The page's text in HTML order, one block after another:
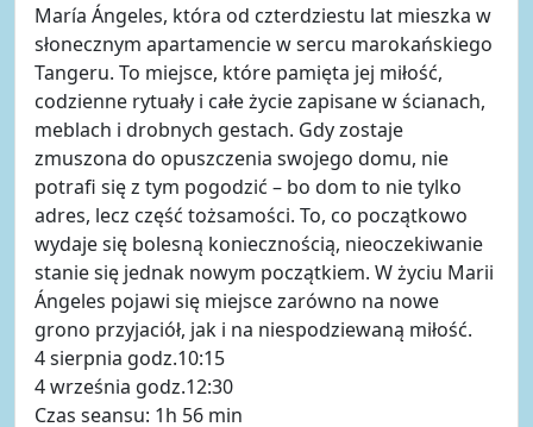
María Ángeles, która od czterdziestu lat mieszka w
słonecznym apartamencie w sercu marokańskiego
Tangeru. To miejsce, które pamięta jej miłość,
codzienne rytuały i całe życie zapisane w ścianach,
meblach i drobnych gestach. Gdy zostaje
zmuszona do opuszczenia swojego domu, nie
potrafi się z tym pogodzić – bo dom to nie tylko
adres, lecz część tożsamości. To, co początkowo
wydaje się bolesną koniecznością, nieoczekiwanie
stanie się jednak nowym początkiem. W życiu Marii
Ángeles pojawi się miejsce zarówno na nowe
grono przyjaciół, jak i na niespodziewaną miłość.
4 sierpnia godz.10:15
4 września godz.12:30
Czas seansu: 1h 56 min